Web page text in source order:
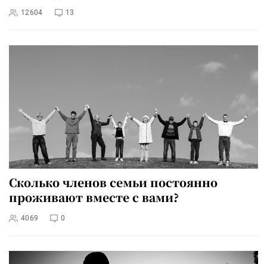
12604 13
Сколько членов семьи постоянно
проживают вместе с вами?
4069 0